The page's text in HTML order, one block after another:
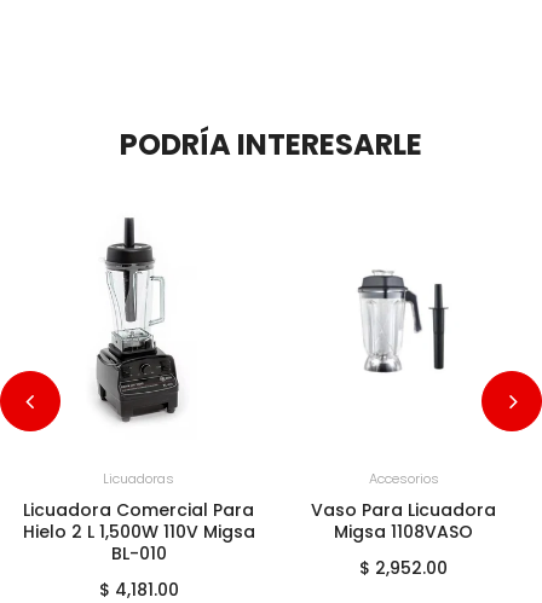
PODRÍA INTERESARLE
AGREGAR AL CARRITO
Licuadoras
Licuadora Comercial Para
Hielo 2 L 1,500W 110V Migsa
BL-010
$ 4,181.00
AGREGAR AL CARRITO
Accesorios
Vaso Para Licuadora
Migsa 1108VASO
$ 2,952.00